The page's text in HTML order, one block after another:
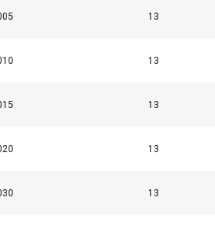
13
13
13
13
13